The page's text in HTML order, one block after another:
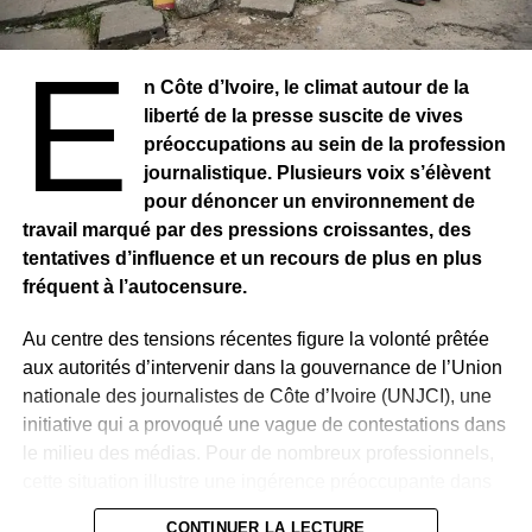
WhatsApp veut proposer des messages lisibles une seule
Voici la liste complète des appareils concernés: iPhone 5,
iPhone 5c, Archos 53 Platinum, Grand S Flex ZTE, Grand
X Quad V987 ZTE, HTC Desire 500, Huawei Ascend D,
Huawei Ascend D1, Huawei Ascend D2, Huawei Ascend
G740, Huawei Ascend Mate, Huawei Ascend P1, Quad
XL, Lenovo A820, LG Enact, LG Lucid 2, LG Optimus 4X
HD, LG Optimus F3, LG Optimus F3Q, LG Optimus F5, LG
Optimus L3 II, LG Optimus L3 II Dual, LG Optimus L4 II,
LG Optimus L4 II Dual, LG Optimus L5, LG Optimus L5
Dual, LG Optimus L5 II, LG Optimus L7, LG Optimus L7 II,
LG Optimus L7 II Dual, LG Optimus Nitro HD, Memo ZTE
Galaxy Trend II, Samsung Galaxy Trend Lite, Samsung
E
n Côte d’Ivoire, le climat autour de la
liberté de la presse suscite de vives
préoccupations au sein de la profession
journalistique. Plusieurs voix s’élèvent
pour dénoncer un environnement de
travail marqué par des pressions croissantes, des
tentatives d’influence et un recours de plus en plus
fréquent à l’autocensure.
Au centre des tensions récentes figure la volonté prêtée
aux autorités d’intervenir dans la gouvernance de l’Union
nationale des journalistes de Côte d’Ivoire (UNJCI), une
initiative qui a provoqué une vague de contestations dans
le milieu des médias. Pour de nombreux professionnels,
l’organisation de la profession.
CONTINUER LA LECTURE